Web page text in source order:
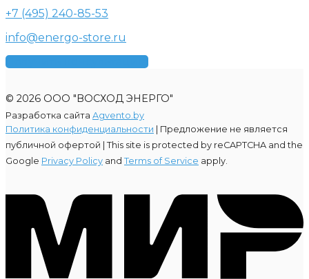
+7 (495) 240-85-53
info@energo-store.ru
Получить консультацию
© 2026 ООО "ВОСХОД ЭНЕРГО"
Разработка сайта Agvento.by
Политика конфиденциальности | Предложение не является
публичной офертой | This site is protected by reCAPTCHA and the
Google Privacy Policy and Terms of Service apply.